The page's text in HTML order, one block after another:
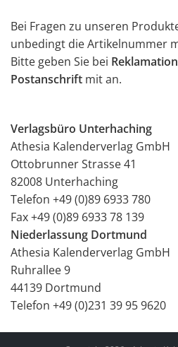
Bei Fragen zu unseren
unbedingt die Artikelnummer
Bitte geben Sie bei
Postanschrift mit an.
Verlagsbüro Unterhaching
Athesia Kalenderverlag GmbH
Ottobrunner Strasse 41
82008 Unterhaching
Telefon +49 (0)89 6933 780
Fax +49 (0)89 6933 78 139
Niederlassung Dortmund
Athesia Kalenderverlag GmbH
Ruhrallee 9
44139 Dortmund
Telefon +49 (0)231 39 95 9620